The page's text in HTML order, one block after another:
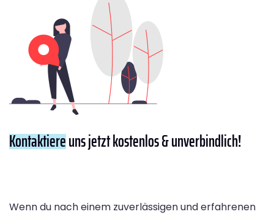
Kontaktiereuns jetzt kostenlos & unverbindlich!
Wenn du nach einem zuverlässigen und erfahrenen